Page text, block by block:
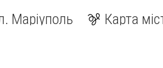
Маріуполь Карта